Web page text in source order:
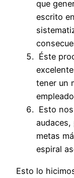
que
escrito
Éste
tener un
Esto
metas
espiral
Esto lo